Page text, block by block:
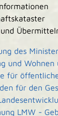
des
und Wohnen
für
für den
LMW -